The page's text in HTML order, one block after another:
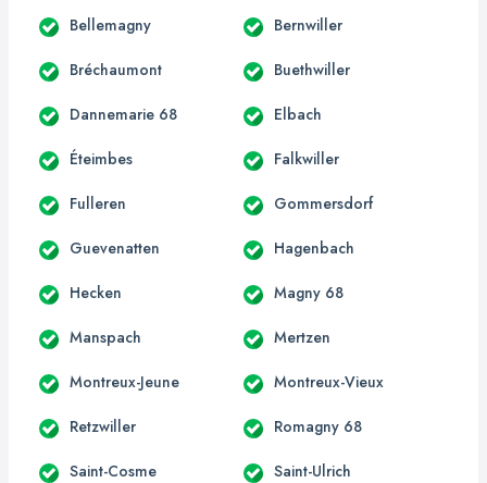
Bellemagny Bernwiller
Bréchaumont Buethwiller
Dannemarie 68 Elbach
Éteimbes Falkwiller
Fulleren Gommersdorf
Guevenatten Hagenbach
Hecken Magny 68
Manspach Mertzen
Montreux-Jeune Montreux-Vieux
Retzwiller Romagny 68
Saint-Cosme Saint-Ulrich